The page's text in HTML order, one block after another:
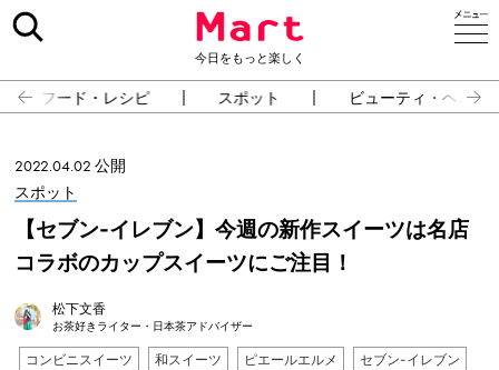
今日をもっと楽しく
フード・レシピ スポット ビューティ・ヘルス
2022.04.02 公開
スポット
【セブン-イレブン】今週の新作スイーツは名店
コラボのカップスイーツにご注目！
松下文香
お茶好きライター・日本茶アドバイザー
コンビニスイーツ 和スイーツ ピエールエルメ セブン-イレブン